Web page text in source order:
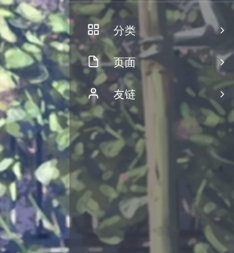
分类
服务器
7
1
后端
LeetCode
页面
关于
Strava Activities
友链